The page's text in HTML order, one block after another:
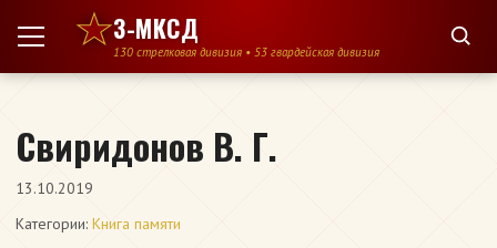
Перейти к содержимому
3-МКСД
130 стрелковая дивизия • 53 гвардейская дивизия
Свиридонов В. Г.
13.10.2019
Категории: Книга памяти